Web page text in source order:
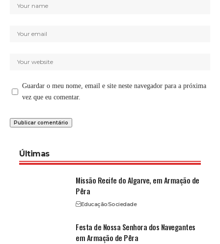
Guardar o meu nome, email e site neste navegador para a próxima
vez que eu comentar.
Últimas
Missão Recife do Algarve, em Armação de
Pêra
EducaçãoSociedade
Festa de Nossa Senhora dos Navegantes
em Armação de Pêra